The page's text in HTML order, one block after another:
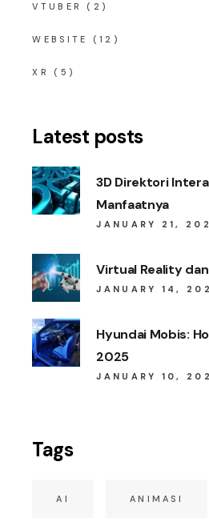
VTUBER (2)
WEBSITE (12)
XR (5)
Latest posts
3D Direktori
Manfaatnya
JANUARY 21,
Virtual Reality
JANUARY 14,
Hyundai Mobis:
2025
JANUARY 10,
Tags
AI ANIMASI